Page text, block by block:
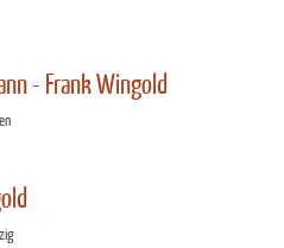
- Frank Wingold